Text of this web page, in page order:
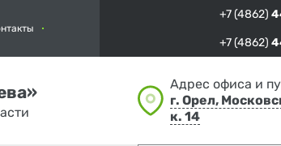
+7 (4862)
+7 (4862)
Адрес офиса и
г. Орел,
к. 14